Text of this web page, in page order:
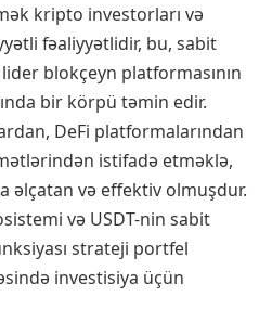
kripto investorları və
fəaliyyətlidir, bu, sabit
blokçeyn platformasının
bir körpü təmin edir.
DeFi platformalarından
istifadə etməklə,
əlçatan və effektiv olmuşdur.
və USDT-nin sabit
strateji portfel
investisiya üçün